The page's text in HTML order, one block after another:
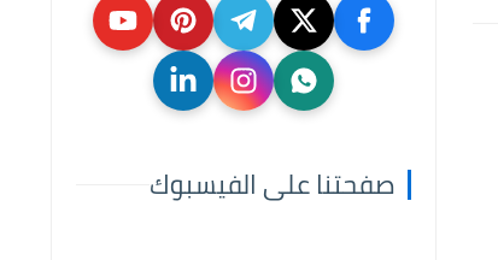
صفحتنا على الفيسبوك